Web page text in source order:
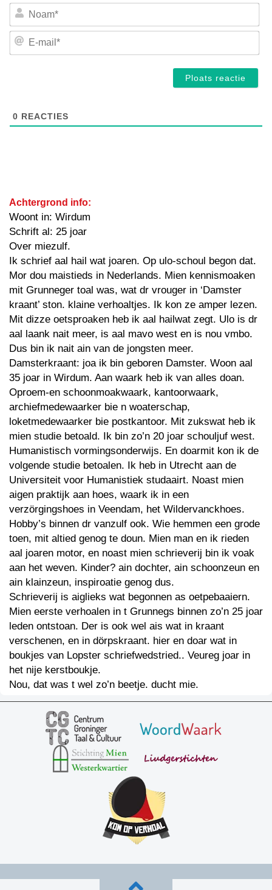
E-
0 REACTIES
Achtergrond info:
Woont in: Wirdum
Schrift al: 25 joar
Over miezulf.
Ik schrief aal hail wat joaren. Op ulo-schoul begon dat.
Mor dou maistieds in Nederlands. Mien kennismoaken
mit Grunneger toal was, wat dr vrouger in ‘Damster
kraant’ ston. klaine verhoaltjes. Ik kon ze amper lezen.
Mit dizze oetsproaken heb ik aal hailwat zegt. Ulo is dr
aal laank nait meer, is aal mavo west en is nou vmbo.
Dus bin ik nait ain van de jongsten meer.
Damsterkraant: joa ik bin geboren Damster. Woon aal
35 joar in Wirdum. Aan waark heb ik van alles doan.
Oproem-en schoonmoakwaark, kantoorwaark,
archiefmedewaarker bie n woaterschap,
loketmedewaarker bie postkantoor. Mit zukswat heb ik
mien studie betoald. Ik bin zo’n 20 joar schouljuf west.
Humanistisch vormingsonderwijs. En doarmit kon ik de
volgende studie betoalen. Ik heb in Utrecht aan de
Universiteit voor Humanistiek studaairt. Noast mien
aigen praktijk aan hoes, waark ik in een
verzörgingshoes in Veendam, het Wildervanckhoes.
Hobby’s binnen dr vanzulf ook. Wie hemmen een grode
toen, mit altied genog te doun. Mien man en ik rieden
aal joaren motor, en noast mien schrieverij bin ik voak
aan het weven. Kinder? ain dochter, ain schoonzeun en
ain klainzeun, inspiroatie genog dus.
Schrieverij is aiglieks wat begonnen as oetpebaaiern.
Mien eerste verhoalen in t Grunnegs binnen zo’n 25 joar
leden ontstoan. Der is ook wel ais wat in kraant
verschenen, en in dörpskraant. hier en doar wat in
boukjes van Lopster schriefwedstried.. Veureg joar in
het nije kerstboukje.
Nou, dat was t wel zo’n beetje. ducht mie.